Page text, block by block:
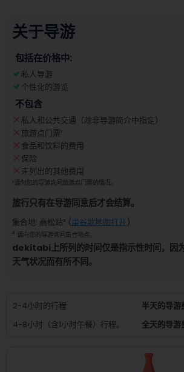
关于导游
包括在价格中:
私人导游
个性化的游览
不包含
私人和公共交通（除非导游简介中指定）
旅游点门票¹
食品和饮料的费用
保险
未列出的其他费用
¹请向您的导游询问旅游点门票的情况。
旅行只有在导游同意后才会结算。
集合地: 高松站² (用谷歌地图打开)
² 请向您的导游询问集合地点。
dekitabi上所列的时间仅是指示性时间，因
天气状况而有所不同。
2-4小时的行程
半天的导游
4-8小时（含1小时午餐）行程。
全天的导游